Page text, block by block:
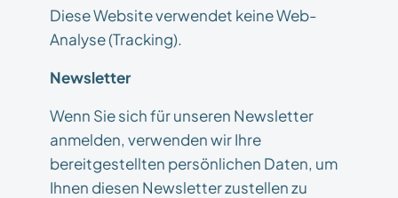
Diese Website verwendet keine Web-
Analyse (Tracking).
Newsletter
Wenn Sie sich für unseren Newsletter
anmelden, verwenden wir Ihre
bereitgestellten persönlichen Daten, um
Ihnen diesen Newsletter zustellen zu